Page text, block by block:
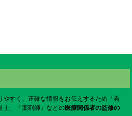
やすく、正確な情報をお伝えするため「看
士」「薬剤師」などの医療関係者の監修の